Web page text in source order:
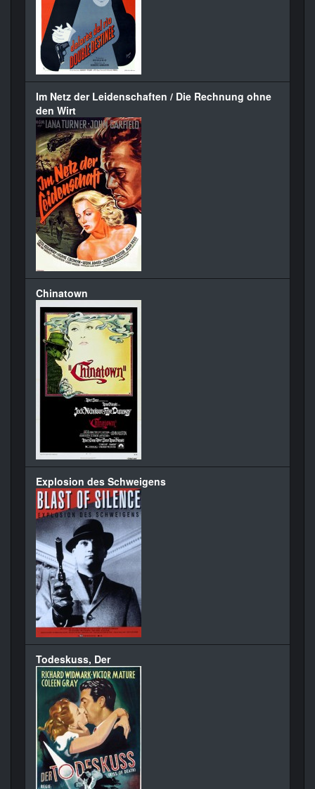
Im Netz der Leidenschaften / Die Rechnung ohne
den Wirt
Chinatown
Explosion des Schweigens
Todeskuss, Der